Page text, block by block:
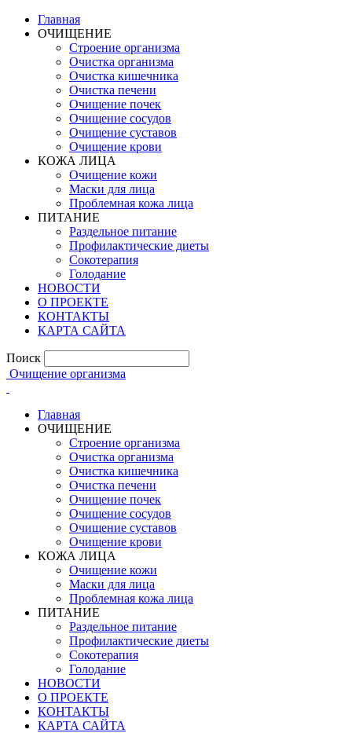
Главная
ОЧИЩЕНИЕ
Строение организма
Очистка организма
Очистка кишечника
Очистка печени
Очищение почек
Очищение сосудов
Очищение суставов
Очищение крови
КОЖА ЛИЦА
Очищение кожи
Маски для лица
Проблемная кожа лица
ПИТАНИЕ
Раздельное питание
Профилактические диеты
Сокотерапия
Голодание
НОВОСТИ
О ПРОЕКТЕ
КОНТАКТЫ
КАРТА САЙТА
Поиск
Очищение организма
Главная
ОЧИЩЕНИЕ
Строение организма
Очистка организма
Очистка кишечника
Очистка печени
Очищение почек
Очищение сосудов
Очищение суставов
Очищение крови
КОЖА ЛИЦА
Очищение кожи
Маски для лица
Проблемная кожа лица
ПИТАНИЕ
Раздельное питание
Профилактические диеты
Сокотерапия
Голодание
НОВОСТИ
О ПРОЕКТЕ
КОНТАКТЫ
КАРТА САЙТА